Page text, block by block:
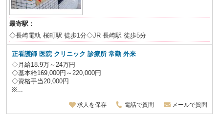
最寄駅：
◇長崎電軌 桜町駅 徒歩1分◇JR 長崎駅 徒歩5分
正看護師 医院 クリニック 診療所 常勤 外来
◇月給18.9万～24万円
◇基本給169,000円～220,000円
◇資格手当20,000円
※...
求人を保存 電話で質問 メールで質問